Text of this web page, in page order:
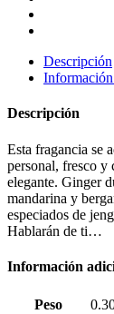
Descripción
Descripción
Esta fragancia se
personal, fresco y
elegante. Ginger
mandarina y
especiados de
Hablarán de ti…
Información
Peso